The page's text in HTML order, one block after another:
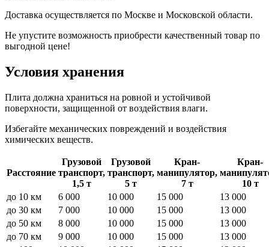
Доставка осуществляется по Москве и Московской области.
Не упустите возможность приобрести качественный товар по
выгодной цене!
Условия хранения
Плита должна храниться на ровной и устойчивой
поверхности, защищенной от воздействия влаги.
Избегайте механических повреждений и воздействия
химических веществ.
Расстояние
Грузовой
транспорт,
1,5 т
Грузовой
транспорт,
5 т
Кран-
манипулятор,
7 т
Кран-
10 т
до 10 км
6 000 10 000 15 000
13 000
до 30 км
7 000 10 000 15 000
13 000
до 50 км
8 000 10 000 15 000
13 000
до 70 км
9 000 10 000 15 000
13 000